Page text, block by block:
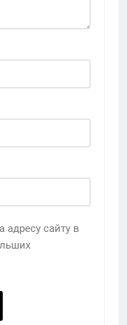
адресу сайту в